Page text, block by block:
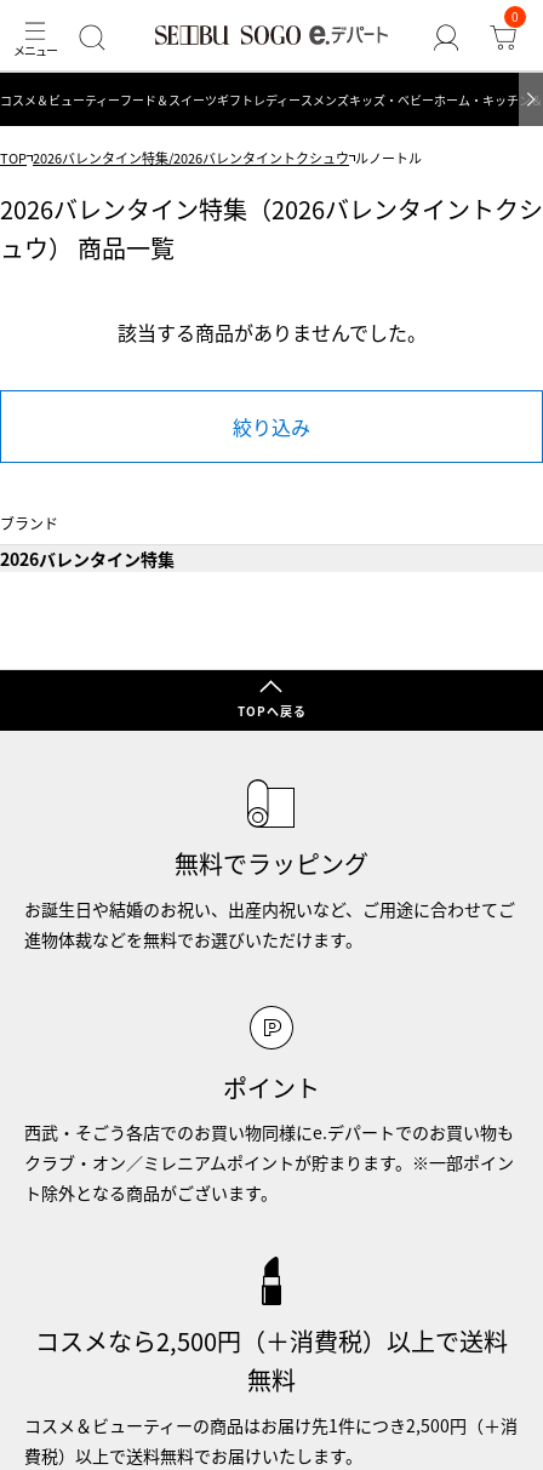
0
コスメ＆ビューティーフード＆スイーツギフト レディース メンズキッズ・ベビーホーム・キッチン
TOP 2026バレンタイン特集/2026バレンタイントクシュウ ルノートル
2026バレンタイン特集（2026バレンタイントクシ
ュウ） 商品一覧
該当する商品がありませんでした。
絞り込み
ブランド
2026バレンタイン特集
TOPへ戻る
無料でラッピング
お誕生日や結婚のお祝い、出産内祝いなど、ご用途に合わせてご
進物体裁などを無料でお選びいただけます。
ポイント
西武・そごう各店でのお買い物同様にe.デパートでのお買い物も
クラブ・オン／ミレニアムポイントが貯まります。※一部ポイン
ト除外となる商品がございます。
コスメなら2,500円（＋消費税）以上で送料
無料
コスメ＆ビューティーの商品はお届け先1件につき2,500円（＋消
費税）以上で送料無料でお届けいたします。